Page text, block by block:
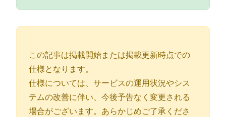
この記事は掲載開始または掲載更新時点での
仕様となります。
仕様については、サービスの運用状況やシス
テムの改善に伴い、今後予告なく変更される
場合がございます。あらかじめご了承くださ